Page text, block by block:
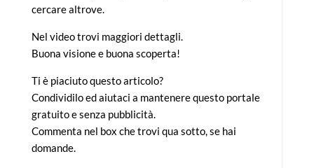
cercare altrove.
Nel video trovi maggiori dettagli.
Buona visione e buona scoperta!
Ti è piaciuto questo articolo?
Condividilo ed aiutaci a mantenere questo portale
gratuito e senza pubblicità.
Commenta nel box che trovi qua sotto, se hai
domande.